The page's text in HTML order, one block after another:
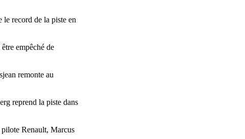
le record de la piste en
empêché de
remonte au
reprend la piste dans
Renault, Marcus